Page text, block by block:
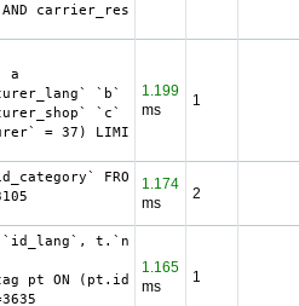
AND carrier_restriction = 1
a
`b` ON
`c` ON
= 37) LIMIT 1
1.199
ms
1
`id_category` FROM 1.174
ms
2
t.`id_lang`, t.`name`
pt ON (pt.id_tag = t.id_tag)
1.165
ms
1